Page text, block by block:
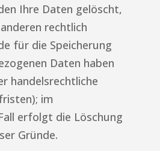
Ihre Daten gelöscht,
rechtlich
für die Speicherung
Daten haben
handelsrechtliche
im
erfolgt die Löschung
Gründe.